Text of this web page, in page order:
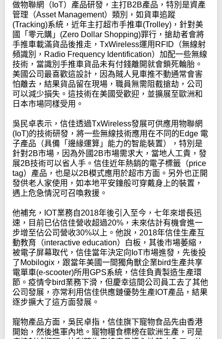
做物聯網（IoT）產品研發，主打B2B產品，特別是資產
管理（Asset Management）類別，如貨車追蹤
(Tracking)系統，近年主打超市手推車(Trolley)，針對美
國「零元購」(Zero Dollar Shopping)罪行，搶劫者會將
手推車載滿貨品後推走，TxWireless運用RFID（無線射
頻識別，Radio Frequency Identification）加配一些無線
技術，當識別手推車貨品未有付錢離開就會鎖死輪胎。
美國公司最喜歡這設計，因為賊人見車推不動通常會害
怕離去，結果貨品留在現場，職員無需阻截搶劫，公司
可以減少損失。這技術在美國受歡迎，並擴展至歐洲和
日本市場同樣受用。
吳民卓表示，信佳透過TxWireless發展可供應用物聯網
(IoT)的技術研發，將一些無線技術應用在不同的Edge 電
子產品（具備「邊緣運算」能力的智能裝置），特別是
針對2B市場，因為外國2B市場需求大，當地人工貴，發
展2B技術可以省人手。信佳近年熱銷的電子標籤（price
tag）產品，也是以2B模式應用於超市方面。另外也正開
發供老人家使用，如本地平安鐘般可穿戴身上的裝置，
遇上危急情況可召喚救援。
他補充，IOT業務自2018年後引入至今，七年來增長迅
速，目前已佔信佳營收超過20%，未來估計有機會進一
步增至佔公司營收30%以上。他說，2018年信佳生產互
動教育（interactive education）白板，其後市場萎縮，
被電子屏幕取代，信佳當年決定向IoT市場進發，先後投
了Mobilogix，跟當年美國一間獨角獸企業bird生產共享
電單車(e-scooter)所用GPS系統，信佳負責製造生產環
節。疫情令bird業務下滑，但慶幸這間公司員工去了其他
公司發展，亦常利用信佳供應鏈優勢生產IOT產品，結果
逐步擴大了這方面發展。
寵物產品方面，吳民卓指，信佳旗下寵物食品先由香港
開始，然後進軍內地。寵物糧食標榜在歐洲生產，可是